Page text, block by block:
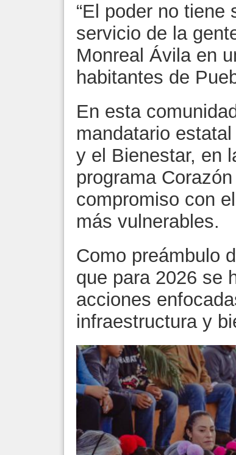
“El poder no tiene
servicio de la
Monreal Ávila en
habitantes de
En esta
mandatario
y el Bienestar, en
programa
compromiso con
más vulnerables.
Como preámbulo
que para 2026 se
acciones
infraestructura y